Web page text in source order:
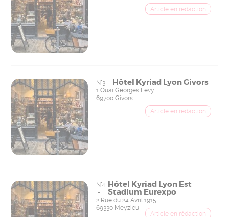
N°3 - Hôtel Kyriad Lyon Givors
1 Quai Georges Lévy
69700 Givors
N°4
-
Hôtel Kyriad Lyon Est
Stadium Eurexpo
2 Rue du 24 Avril 1915
69330 Meyzieu